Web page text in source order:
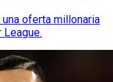
oferta millonaria
League.